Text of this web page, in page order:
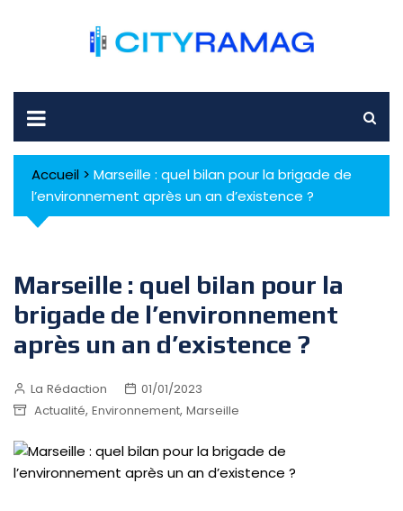
Accueil > Marseille : quel bilan pour la brigade de
l’environnement après un an d’existence ?
Marseille : quel bilan pour la
brigade de l’environnement
après un an d’existence ?
La Rédaction
01/01/2023
Actualité, Environnement, Marseille